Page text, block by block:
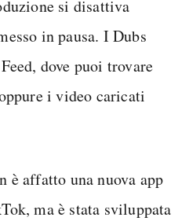
si disattiva
in pausa. I Dubs
dove puoi trovare
i video caricati
è affatto una nuova app
ma è stata sviluppata